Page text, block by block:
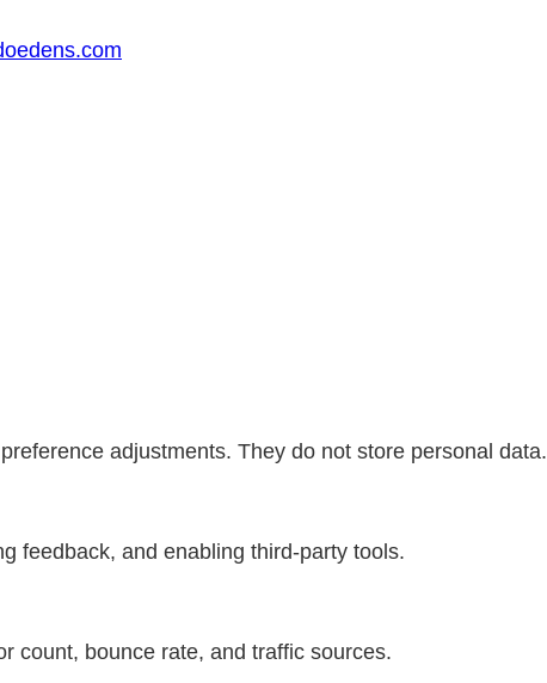
adjustments. They do not store personal data.
feedback, and enabling third-party tools.
count, bounce rate, and traffic sources.